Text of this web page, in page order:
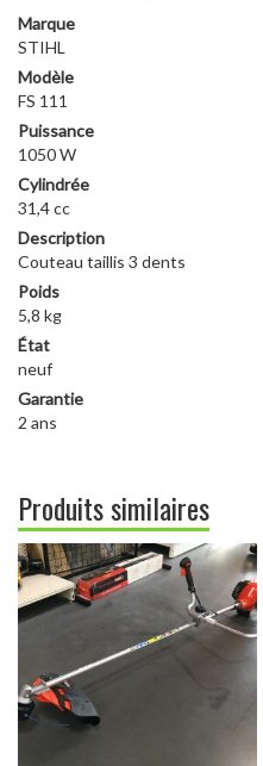
Marque
STIHL
Modèle
FS 111
Puissance
1050 W
Cylindrée
31,4 cc
Description
Couteau taillis 3 dents
Poids
5,8 kg
État
neuf
Garantie
2 ans
Produits similaires